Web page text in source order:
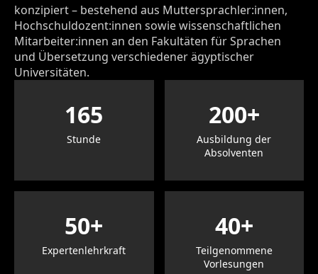
konzipiert – bestehend aus Muttersprachler:innen,
Hochschuldozent:innen sowie wissenschaftlichen
Mitarbeiter:innen an den Fakultäten für Sprachen
und Übersetzung verschiedener ägyptischer
Universitäten.
165
Stunde
200+
Ausbildung der
Absolventen
50+
Expertenlehrkraft
40+
Teilgenommene
Vorlesungen